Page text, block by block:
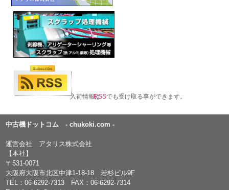
入荷情報はRSSでも受け取る事ができます。
中古機ドットコム - chukoki.com -
運営会社 アタリス株式会社
【本社】
〒531-0071
大阪府大阪市北区中津1-18-18 若杉ビル9F
TEL：06-6292-7313 FAX：06-6292-7314